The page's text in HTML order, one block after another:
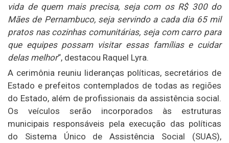
vida de quem mais precisa, seja com os R$ 300 do
Mães de Pernambuco, seja servindo a cada dia 65 mil
pratos nas cozinhas comunitárias, seja com carro para
que equipes possam visitar essas famílias e cuidar
delas melhor“, destacou Raquel Lyra.
A cerimônia reuniu lideranças políticas, secretários de
Estado e prefeitos contemplados de todas as regiões
do Estado, além de profissionais da assistência social.
Os veículos serão incorporados às estruturas
municipais responsáveis pela execução das políticas
do Sistema Único de Assistência Social (SUAS),